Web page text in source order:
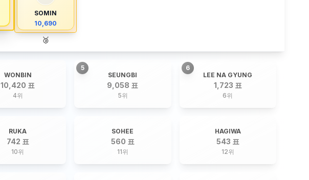
SOMIN
10,690
🥉
WONBIN
10,420 표
4위
5
SEUNGBI
9,058 표
5위
6
LEE NA GYUNG
1,723 표
6위
RUKA
742 표
10위
SOHEE
560 표
11위
HAGIWA
543 표
12위